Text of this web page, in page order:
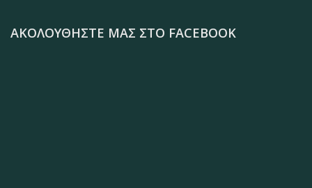
ΑΚΟΛΟΥΘΉΣΤΕ ΜΑΣ ΣΤΟ FACEBOOK